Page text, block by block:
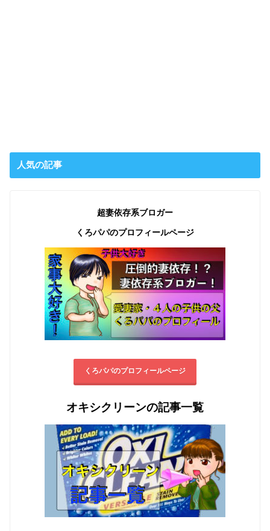
人気の記事
超妻依存系ブロガー
くろパパのプロフィールページ
くろパパのプロフィールページ
オキシクリーンの記事一覧